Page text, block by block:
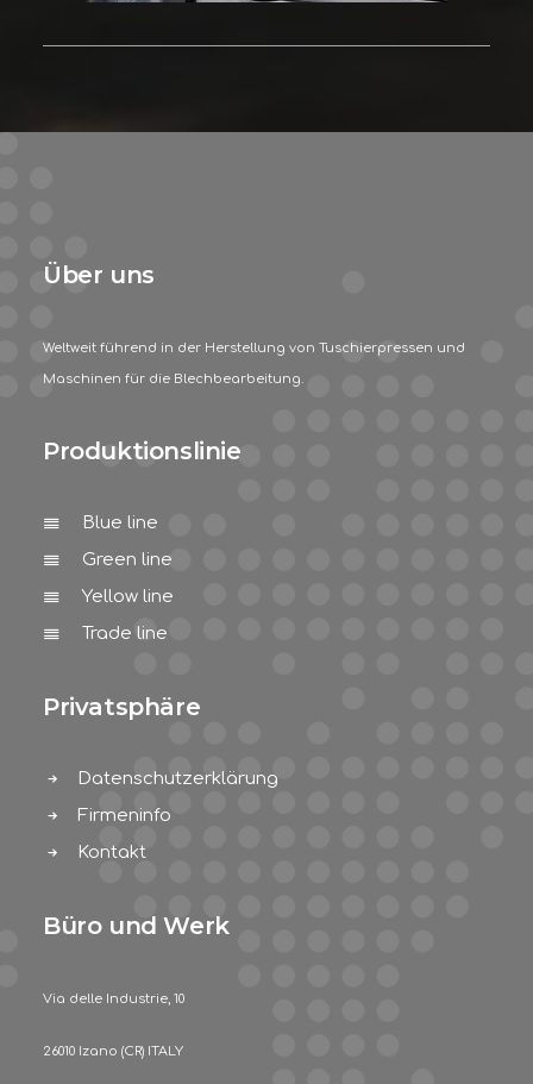
Über uns
Weltweit führend in der Herstellung von Tuschierpressen und
Maschinen für die Blechbearbeitung.
Produktionslinie
Blue line
Green line
Yellow line
Trade line
Privatsphäre
Datenschutzerklärung
Firmeninfo
Kontakt
Büro und Werk
Via delle Industrie, 10
26010 Izano (CR) ITALY